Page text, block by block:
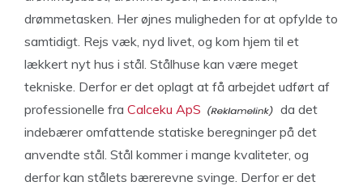
drømmetasken. Her øjnes muligheden for at opfylde to
samtidigt. Rejs væk, nyd livet, og kom hjem til et
lækkert nyt hus i stål. Stålhuse kan være meget
tekniske. Derfor er det oplagt at få arbejdet udført af
professionelle fra Calceku ApS
da det
indebærer omfattende statiske beregninger på det
anvendte stål. Stål kommer i mange kvaliteter, og
derfor kan stålets bærerevne svinge. Derfor er det